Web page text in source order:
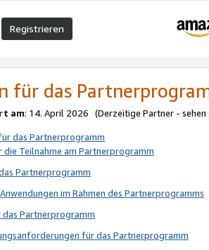
Registrieren
für das
am: 14. April 2026 (Derzeitige Partner - sehen
das Partnerprogramm
die Teilnahme am Partnerprogramm
Partnerprogramm
im Rahmen des Partnerprogramms
Partnerprogramm
für das Partnerprogramm